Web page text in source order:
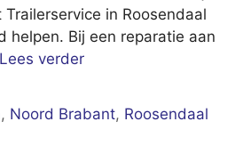
Trailerservice in Roosendaal
helpen. Bij een reparatie aan
Lees verder
, Noord Brabant, Roosendaal